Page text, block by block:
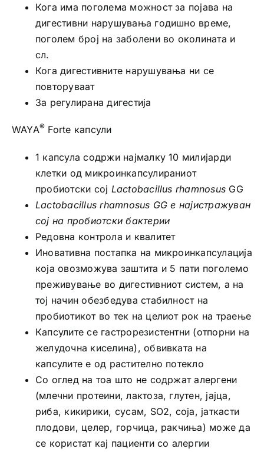
Кога има поголема можност за појава на
дигестивни нарушувања годишно време,
поголем број на заболени во околината и
сл.
Кога дигестивните нарушувања ни се
повторуваат
За регулирана дигестија
WAYA® Forte капсули
1 капсула содржи најмалку 10 милијарди
клетки од микроинкапсулираниот
пробиотски сој Lactobacillus rhamnosus GG
Lactobacillus rhamnosus GG е најистражуван
сој на пробиотски бактерии
Редовна контрола и квалитет
Иновативна постапка на микроинкапсулација
која овозможува заштита и 5 пати поголемо
преживување во дигестивниот систем, а на
тој начин обезбедува стабилност на
пробиотикот во тек на целиот рок на траење
Капсулите се гастрорезистентни (отпорни на
желудочна киселина), обвивката на
капсулите е од растително потекло
Со оглед на тоа што не содржат алергени
(млечни протеини, лактоза, глутен, јајца,
риба, кикирики, сусам, SO2, соја, јаткасти
плодови, целер, горчица, ракчиња) може да
се користат кај пациенти со алергии